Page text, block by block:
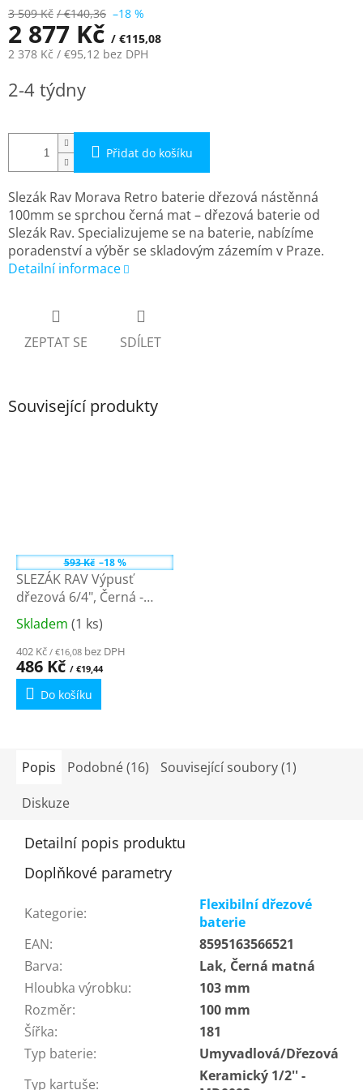
3 509 Kč / €140,36 –18 %
2 877 Kč / €115,08
2 378 Kč / €95,12 bez DPH
cena:
2-4 týdny
Přidat do košíku
Slezák Rav Morava Retro baterie dřezová nástěnná
100mm se sprchou černá mat – dřezová baterie od
Slezák Rav. Specializujeme se na baterie, nabízíme
poradenství a výběr se skladovým zázemím v Praze.
Detailní informace
ZEPTAT SE SDÍLET
Související produkty
593 Kč –18 %
SLEZÁK RAV Výpusť
dřezová 6/4", Černá -
matná MD0819CMAT
Průměrné
hodnocení
produktu
je
5,0
Skladem (1 ks)
402 Kč / €16,08 bez DPH
486 Kč / €19,44
Do košíku
Popis Podobné (16)
Související soubory (1)
Diskuze
Detailní popis produktu
Doplňkové parametry
Kategorie:
Flexibilní dřezové
baterie
EAN:
8595163566521
Barva:
Lak, Černá matná
Hloubka výrobku:
103 mm
Rozměr:
100 mm
Šířka:
181
Typ baterie:
Umyvadlová/Dřezová
Typ kartuše:
Keramický 1/2'' -